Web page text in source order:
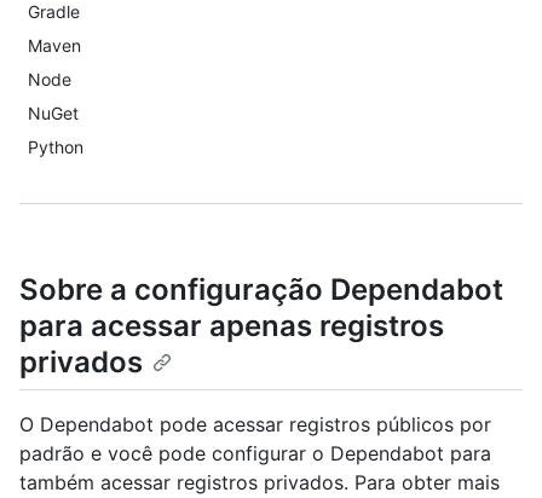
Gradle
Maven
Node
NuGet
Python
Sobre a configuração Dependabot
para acessar apenas registros
privados
O Dependabot pode acessar registros públicos por
padrão e você pode configurar o Dependabot para
também acessar registros privados. Para obter mais